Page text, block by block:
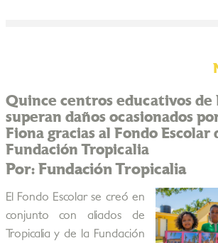
Quince centros educativos de
superan daños ocasionados
Fiona gracias al Fondo Escolar
Fundación Tropicalia
Por: Fundación Tropicalia
El Fondo Escolar se creó en
conjunto con aliados de
Tropicalia y de la Fundación